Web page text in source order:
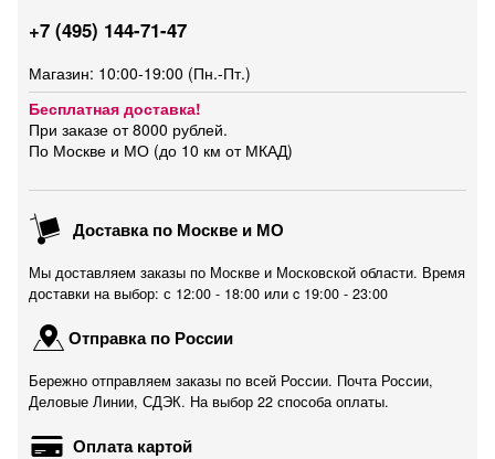
+7 (495) 144-71-47
Магазин: 10:00-19:00 (Пн.-Пт.)
Бесплатная доставка!
При заказе от 8000 рублей.
По Москве и МО (до 10 км от МКАД)
Доставка по Москве и МО
Мы доставляем заказы по Москве и Московской области. Время
доставки на выбор: с 12:00 - 18:00 или c 19:00 - 23:00
Отправка по России
Бережно отправляем заказы по всей России. Почта России,
Деловые Линии, СДЭК. На выбор 22 способа оплаты.
Оплата картой